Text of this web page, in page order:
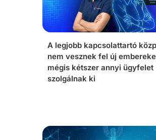
A legjobb kapcsolattartó
nem vesznek fel új
mégis kétszer annyi ügyfelet
szolgálnak ki